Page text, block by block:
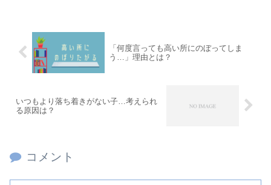
「何度言っても高い所にのぼってしま
う…」理由とは？
いつもより落ち着きがない子…考えられ
る原因は？
コメント